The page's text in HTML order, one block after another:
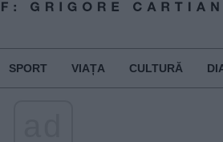
SPORT VIAȚA CULTURĂ